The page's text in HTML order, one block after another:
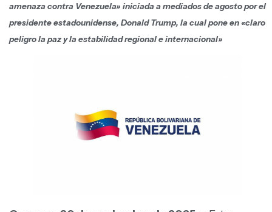
amenaza contra Venezuela» iniciada a mediados de agosto por el
presidente estadounidense, Donald Trump, la cual pone en «claro
peligro la paz y la estabilidad regional e internacional»